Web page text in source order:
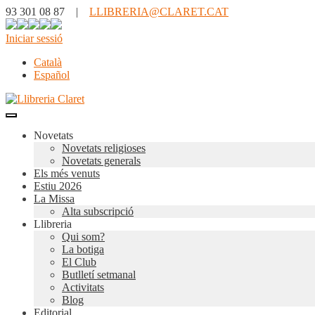
93 301 08 87 | LLIBRERIA@CLARET.CAT
Iniciar sessió
Català
Español
Novetats
Novetats religioses
Novetats generals
Els més venuts
Estiu 2026
La Missa
Alta subscripció
Llibreria
Qui som?
La botiga
El Club
Butlletí setmanal
Activitats
Blog
Editorial